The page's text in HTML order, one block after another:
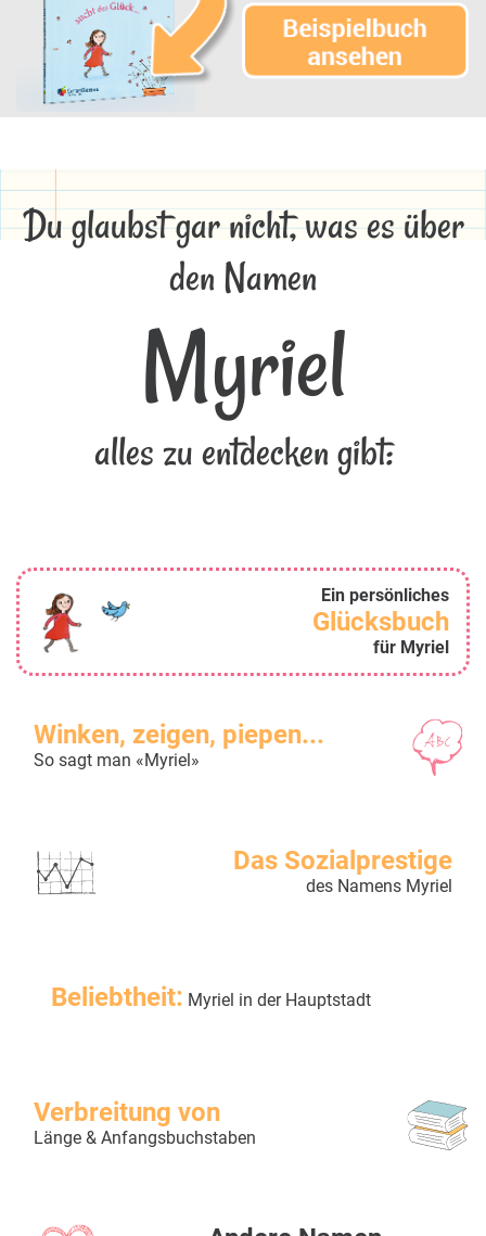
Du glaubst gar nicht, was es über
den Namen
Myriel
alles zu entdecken gibt:
Ein persönliches
Glücksbuch
für Myriel
Winken, zeigen, piepen...
So sagt man «Myriel»
Das Sozialprestige
des Namens Myriel
Beliebtheit: Myriel in der Hauptstadt
Verbreitung von
Länge & Anfangsbuchstaben